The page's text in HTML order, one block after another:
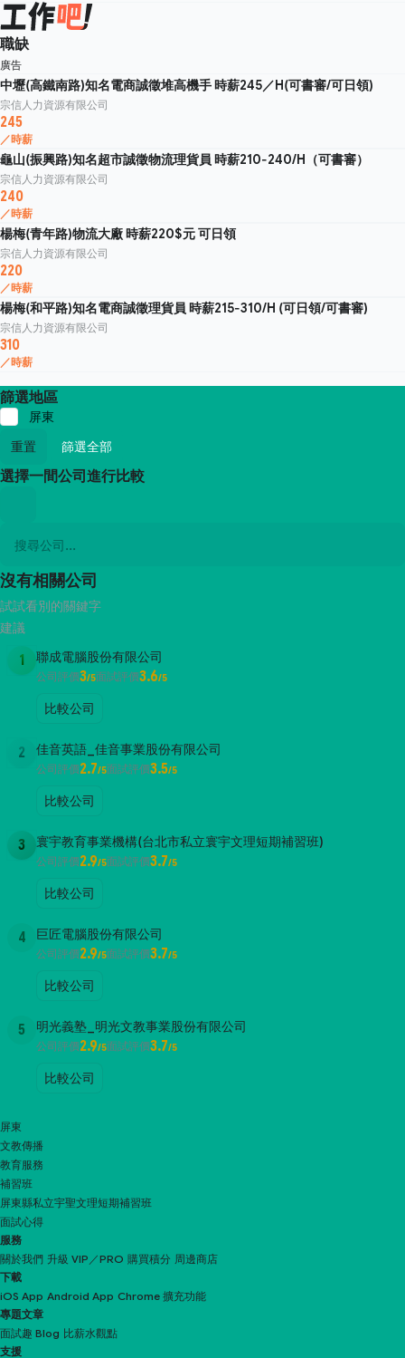
職缺
廣告
中壢(高鐵南路)知名電商誠徵堆高機手 時薪245／H(可書審/可日領)
宗信人力資源有限公司
245
／時薪
龜山(振興路)知名超市誠徵物流理貨員 時薪210-240/H（可書審）
宗信人力資源有限公司
240
／時薪
楊梅(青年路)物流大廠 時薪220$元 可日領
宗信人力資源有限公司
220
／時薪
楊梅(和平路)知名電商誠徵理貨員 時薪215-310/H (可日領/可書審)
宗信人力資源有限公司
310
／時薪
篩選地區
屏東
重置
篩選全部
選擇一間公司進行比較
沒有相關公司
試試看別的關鍵字
建議
1 聯成電腦股份有限公司
公司評價3/5面試評價3.6/5
比較公司
2 佳音英語_佳音事業股份有限公司
公司評價2.7/5面試評價3.5/5
比較公司
3 寰宇教育事業機構(台北市私立寰宇文理短期補習班)
公司評價2.9/5面試評價3.7/5
比較公司
4 巨匠電腦股份有限公司
公司評價2.9/5面試評價3.7/5
比較公司
5 明光義塾_明光文教事業股份有限公司
公司評價2.9/5面試評價3.7/5
比較公司
屏東
文教傳播
教育服務
補習班
屏東縣私立宇聖文理短期補習班
面試心得
服務
關於我們 升級 VIP／PRO 購買積分 周邊商店
下載
iOS App Android App Chrome 擴充功能
專題文章
面試趣 Blog 比薪水觀點
支援